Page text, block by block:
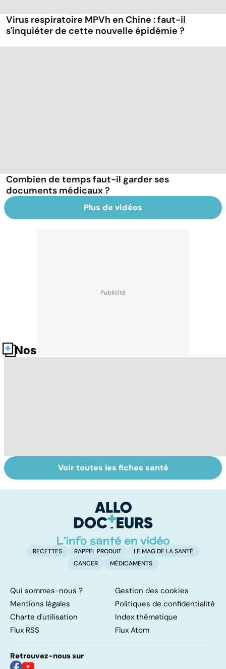
Virus respiratoire MPVh en Chine : faut-il
s'inquiéter de cette nouvelle épidémie ?
Combien de temps faut-il garder ses
documents médicaux ?
Plus de vidéos
Nos fiches santé
Tout savoir sur
les infections
Covid-19 : tout
savoir sur la
Voir toutes les fiches santé
RECETTES RAPPEL PRODUIT
LE MAG DE LA SANTÉ
CANCER
MÉDICAMENTS
Qui sommes-nous ?
Gestion des cookies
Mentions légales
Politiques de confidentialité
Charte d'utilisation
Index thématique
Flux RSS
Flux Atom
Retrouvez-nous sur